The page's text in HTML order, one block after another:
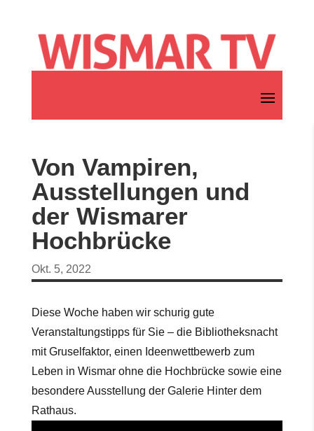
Von Vampiren,
Ausstellungen und
der Wismarer
Hochbrücke
Okt. 5, 2022
Diese Woche haben wir schurig gute
Veranstaltungstipps für Sie – die Bibliotheksnacht
mit Gruselfaktor, einen Ideenwettbewerb zum
Leben in Wismar ohne die Hochbrücke sowie eine
besondere Ausstellung der Galerie Hinter dem
Rathaus.